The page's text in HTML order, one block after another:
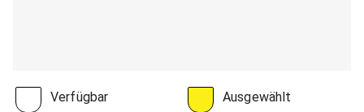
Verfügbar Ausgewählt